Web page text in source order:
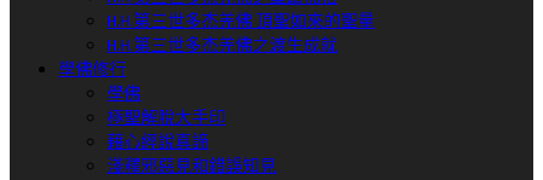
H.H.第三世多杰羌佛 頂聖如來的聖量
H.H.第三世多杰羌佛之渡生成就
學佛修行
學佛
極聖解脫大手印
藉心經說真諦
淺釋邪惡見和錯誤知見